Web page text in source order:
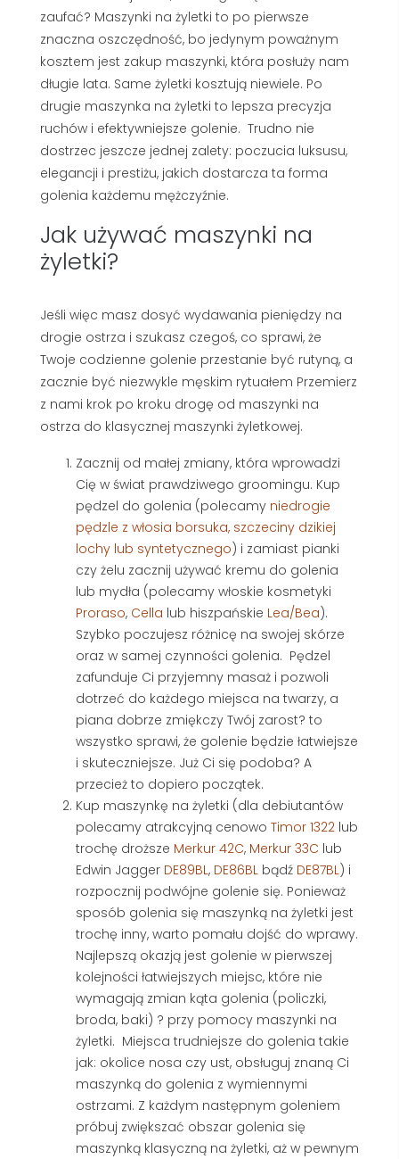
zaufać? Maszynki na żyletki to po pierwsze
znaczna oszczędność, bo jedynym poważnym
kosztem jest zakup maszynki, która posłuży nam
długie lata. Same żyletki kosztują niewiele. Po
drugie maszynka na żyletki to lepsza precyzja
ruchów i efektywniejsze golenie. Trudno nie
dostrzec jeszcze jednej zalety: poczucia luksusu,
elegancji i prestiżu, jakich dostarcza ta forma
golenia każdemu mężczyźnie.
Jak używać maszynki na
żyletki?
Jeśli więc masz dosyć wydawania pieniędzy na
drogie ostrza i szukasz czegoś, co sprawi, że
Twoje codzienne golenie przestanie być rutyną, a
zacznie być niezwykle męskim rytuałem Przemierz
z nami krok po kroku drogę od maszynki na
ostrza do klasycznej maszynki żyletkowej.
Zacznij od małej zmiany, która wprowadzi
Cię w świat prawdziwego groomingu. Kup
pędzel do golenia (polecamy niedrogie
pędzle z włosia borsuka, szczeciny dzikiej
lochy lub syntetycznego) i zamiast pianki
czy żelu zacznij używać kremu do golenia
lub mydła (polecamy włoskie kosmetyki
Proraso, Cella lub hiszpańskie Lea/Bea).
Szybko poczujesz różnicę na swojej skórze
oraz w samej czynności golenia. Pędzel
zafunduje Ci przyjemny masaż i pozwoli
dotrzeć do każdego miejsca na twarzy, a
piana dobrze zmiękczy Twój zarost? to
wszystko sprawi, że golenie będzie łatwiejsze
i skuteczniejsze. Już Ci się podoba? A
przecież to dopiero początek.
Kup maszynkę na żyletki (dla debiutantów
polecamy atrakcyjną cenowo Timor 1322 lub
trochę droższe Merkur 42C, Merkur 33C lub
Edwin Jagger DE89BL, DE86BL bądź DE87BL) i
rozpocznij podwójne golenie się. Ponieważ
sposób golenia się maszynką na żyletki jest
trochę inny, warto pomału dojść do wprawy.
Najlepszą okazją jest golenie w pierwszej
kolejności łatwiejszych miejsc, które nie
wymagają zmian kąta golenia (policzki,
broda, baki) ? przy pomocy maszynki na
żyletki. Miejsca trudniejsze do golenia takie
jak: okolice nosa czy ust, obsługuj znaną Ci
maszynką do golenia z wymiennymi
ostrzami. Z każdym następnym goleniem
próbuj zwiększać obszar golenia się
maszynką klasyczną na żyletki, aż w pewnym